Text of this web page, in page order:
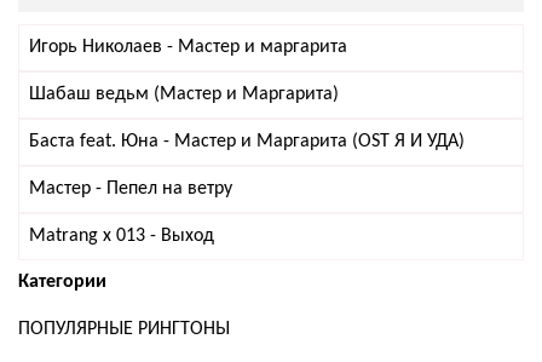
Игорь Николаев - Мастер и маргарита
Шабаш ведьм (Мастер и Маргарита)
Баста feat. Юна - Мастер и Маргарита (OST Я И УДА)
Мастер - Пепел на ветру
Matrang x 013 - Выход
Категории
ПОПУЛЯРНЫЕ РИНГТОНЫ